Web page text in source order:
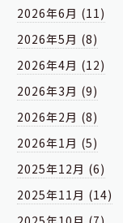
2026年6月 (11)
2026年5月 (8)
2026年4月 (12)
2026年3月 (9)
2026年2月 (8)
2026年1月 (5)
2025年12月 (6)
2025年11月 (14)